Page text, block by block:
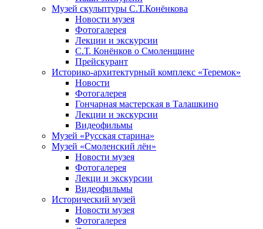
Музей скульптуры С.Т.Конёнкова
Новости музея
Фотогалерея
Лекции и экскурсии
С.Т. Конёнков о Смоленщине
Прейскурант
Историко-архитектурный комплекс «Теремок»
Новости
Фотогалерея
Гончарная мастерская в Талашкино
Лекции и экскурсии
Видеофильмы
Музей «Русская старина»
Музей «Смоленский лён»
Новости музея
Фотогалерея
Лекци и экскурсии
Видеофильмы
Исторический музей
Новости музея
Фотогалерея